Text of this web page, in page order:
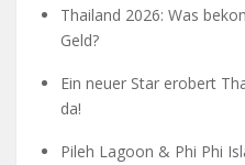
Thailand 2026: Was
Geld?
Ein neuer Star erobert
da!
Pileh Lagoon & Phi Phi